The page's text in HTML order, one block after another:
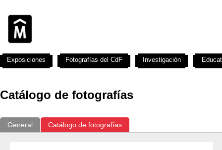
Catálogo de fotografías
General Catálogo de fotografías
Exposiciones Fotografías del CdF Investigación